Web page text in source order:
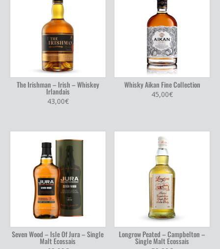
The Irishman – Irish – Whiskey
Irlandais
43,00€
Whisky Aikan Fine Collection
45,00€
Seven Wood – Isle Of Jura – Single
Malt Ecossais
Longrow Peated – Campbelton –
Single Malt Ecossais